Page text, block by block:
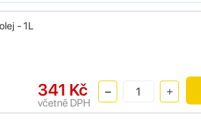
- 1L
341 Kč
včetně DPH